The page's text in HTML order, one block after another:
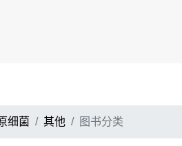
细菌 其他 图书分类